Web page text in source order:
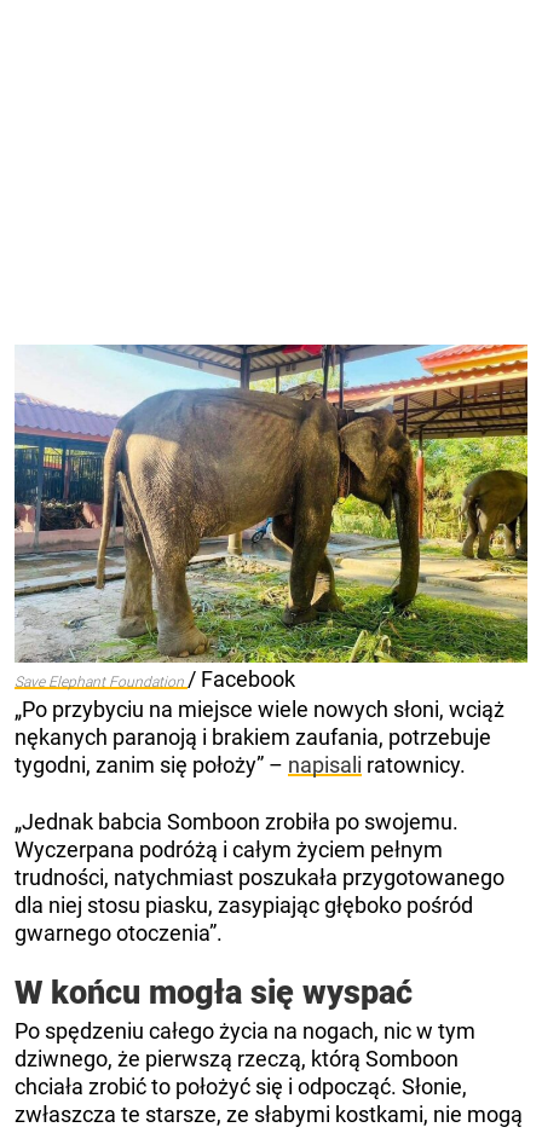
Save Elephant Foundation / Facebook
„Po przybyciu na miejsce wiele nowych słoni, wciąż
nękanych paranoją i brakiem zaufania, potrzebuje
tygodni, zanim się położy” – napisali ratownicy.
„Jednak babcia Somboon zrobiła po swojemu.
Wyczerpana podróżą i całym życiem pełnym
trudności, natychmiast poszukała przygotowanego
dla niej stosu piasku, zasypiając głęboko pośród
gwarnego otoczenia”.
W końcu mogła się wyspać
Po spędzeniu całego życia na nogach, nic w tym
dziwnego, że pierwszą rzeczą, którą Somboon
chciała zrobić to położyć się i odpocząć. Słonie,
zwłaszcza te starsze, ze słabymi kostkami, nie mogą